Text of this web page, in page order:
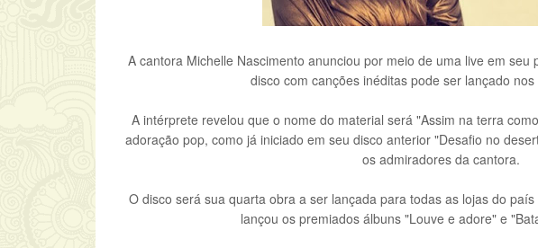
A cantora Michelle Nascimento anunciou por meio de uma live em
disco com canções inéditas pode ser lançado
A intérprete revelou que o nome do material será "Assim na terra
adoração pop, como já iniciado em seu disco anterior "Desafio no
os admiradores da cantora.
O disco será sua quarta obra a ser lançada para todas as lojas do
lançou os premiados álbuns "Louve e adore" e